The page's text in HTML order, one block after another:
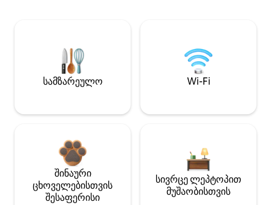
სამზარეულო Wi-Fi
შინაური
ცხოველებისთვის
შესაფერისი
სივრცე ლეპტოპით
მუშაობისთვის